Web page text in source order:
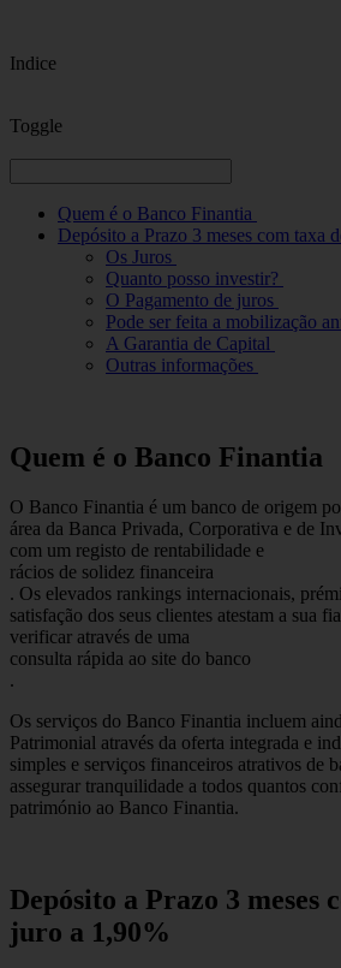
Indice
Toggle
Quem é o Banco Finantia
Depósito a Prazo 3 meses com taxa
Os Juros
Quanto posso investir?
O Pagamento de juros
Pode ser feita a mobilização
A Garantia de Capital
Outras informações
Quem é o Banco Finantia
O Banco Finantia é um banco de origem
área da Banca Privada, Corporativa e de
com um registo de rentabilidade e
rácios de solidez financeira
. Os elevados rankings internacionais,
satisfação dos seus clientes atestam a sua
verificar através de uma
consulta rápida ao site do banco
.
Os serviços do Banco Finantia incluem
Patrimonial através da oferta integrada e
simples e serviços financeiros atrativos de
assegurar tranquilidade a todos quantos
património ao Banco Finantia.
Depósito a Prazo 3 meses
juro a 1,90%